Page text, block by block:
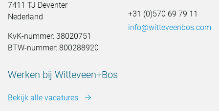
7411 TJ Deventer
Nederland
KvK-nummer: 38020751
BTW-nummer: 800288920
+31 (0)570 69 79 11
info@witteveenbos.com
Werken bij Witteveen+Bos
Bekijk alle vacatures